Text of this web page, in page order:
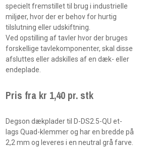
specielt fremstillet til brug i industrielle
miljøer, hvor der er behov for hurtig
tilslutning eller udskiftning.
Ved opstilling af tavler hvor der bruges
forskellige tavlekomponenter, skal disse
afsluttes eller adskilles af en dæk- eller
endeplade.
Pris fra kr 1,40 pr. stk
Degson dækplader til D-DS2.5-QU et-
lags Quad-klemmer og har en bredde på
2,2 mm og leveres i en neutral grå farve.